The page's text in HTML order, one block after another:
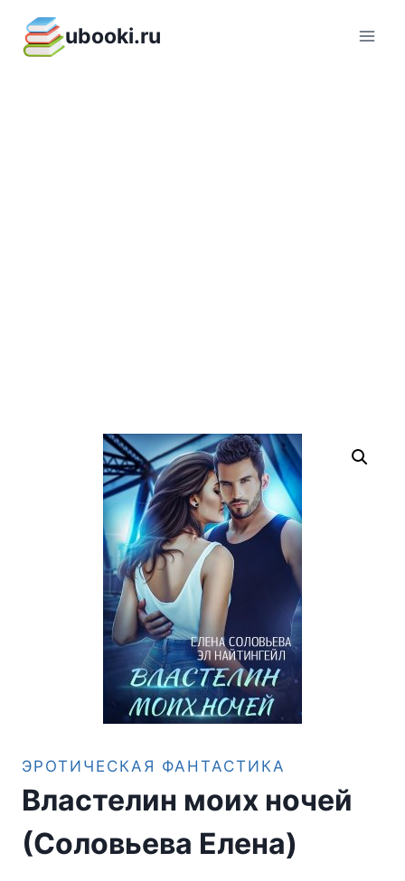
содержимому
ubooki.ru
ЭРОТИЧЕСКАЯ ФАНТАСТИКА
Властелин моих ночей
(Соловьева Елена)